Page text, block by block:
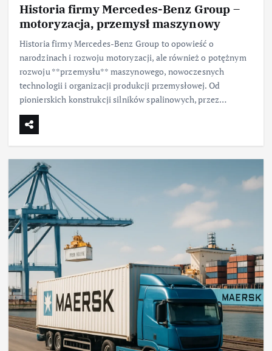
Historia firmy Mercedes-Benz Group –
motoryzacja, przemysł maszynowy
Historia firmy Mercedes-Benz Group to opowieść o
narodzinach i rozwoju motoryzacji, ale również o potężnym
rozwoju **przemysłu** maszynowego, nowoczesnych
technologii i organizacji produkcji przemysłowej. Od
pionierskich konstrukcji silników spalinowych, przez…